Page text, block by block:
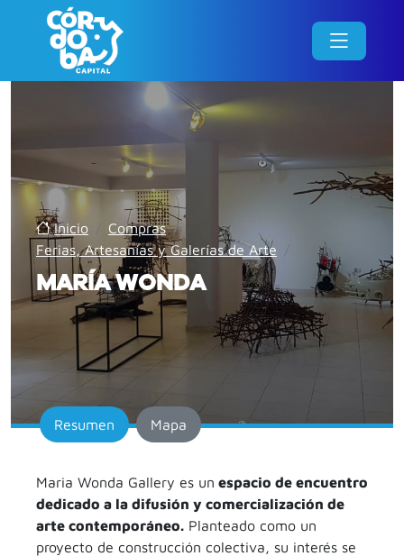
Inicio / Compras /
Ferias, Artesanías y Galerías de Arte
/
MARÍA WONDA
Resumen Mapa
Maria Wonda Gallery es un espacio de encuentro
dedicado a la difusión y comercialización de
arte contemporáneo. Planteado como un
proyecto de construcción colectiva, su interés se